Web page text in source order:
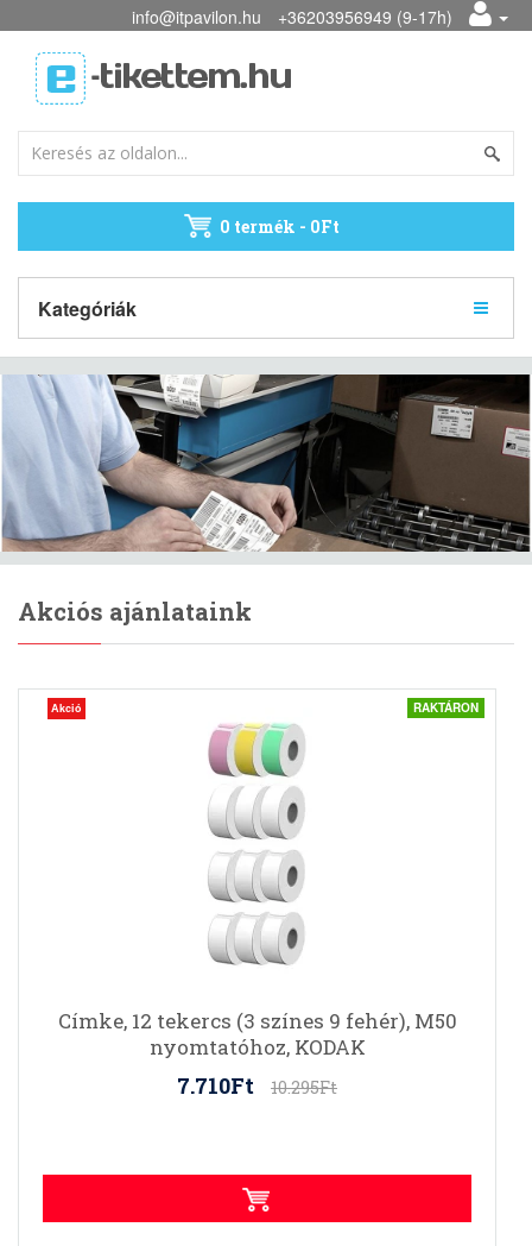
info@itpavilon.hu +36203956949 (9-17h)
0 termék - 0Ft
Kategóriák
Akciós ajánlataink
Akció RAKTÁRON
Címke, 12 tekercs (3 színes 9 fehér), M50
nyomtatóhoz, KODAK
7.710Ft 10.295Ft